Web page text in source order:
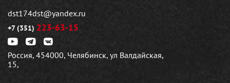
dst174dst@yandex.ru
+7 (351) 223-63-15
Россия, 454000, Челябинск, ул Валдайская,
15,